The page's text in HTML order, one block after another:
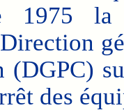
1975
(DGPC)
des